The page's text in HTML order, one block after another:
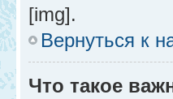
[img].
Вернуться к
Что такое